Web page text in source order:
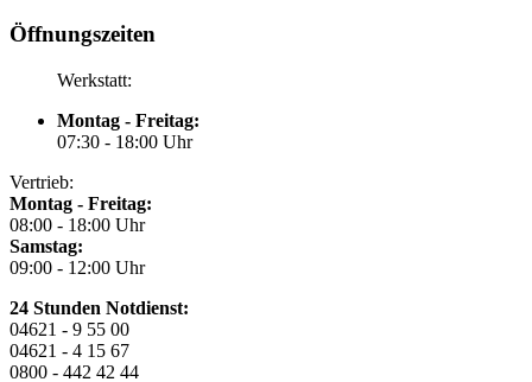
Öffnungszeiten
Werkstatt:
Montag - Freitag:
07:30 - 18:00 Uhr
Vertrieb:
Montag - Freitag:
08:00 - 18:00 Uhr
Samstag:
09:00 - 12:00 Uhr
24 Stunden Notdienst:
04621 - 9 55 00
04621 - 4 15 67
0800 - 442 42 44